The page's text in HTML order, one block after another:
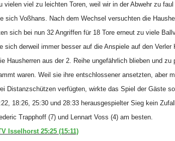
vielen viel zu leichten Toren, weil wir in der Abwehr zu
sich Voßhans. Nach dem Wechsel versuchten die
sich bei nun 32 Angriffen für 18 Tore erneut zu viele
sich derweil immer besser auf die Anspiele auf den Verler
Hausherren aus der 2. Reihe ungefährlich blieben und zu
waren. Weil sie ihre entschlossener ansetzten, aber
Distanzschützen verfügten, wirkte das Spiel der Gäste
18:26, 25:30 und 28:33 herausgespielter Sieg kein
Trapphoff (7) und Lennart Voss (4) am besten.
Isselhorst 25:25 (15:11)